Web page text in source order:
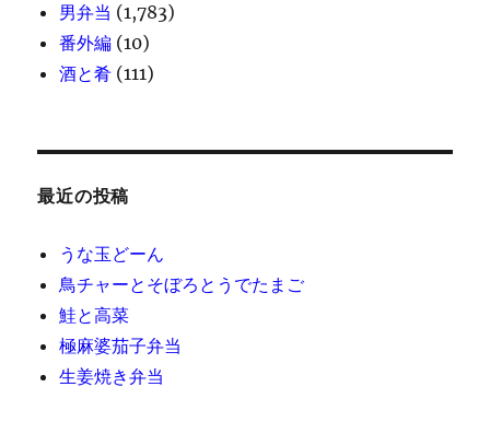
男弁当 (1,783)
番外編 (10)
酒と肴 (111)
最近の投稿
うな玉どーん
鳥チャーとそぼろとうでたまご
鮭と高菜
極麻婆茄子弁当
生姜焼き弁当